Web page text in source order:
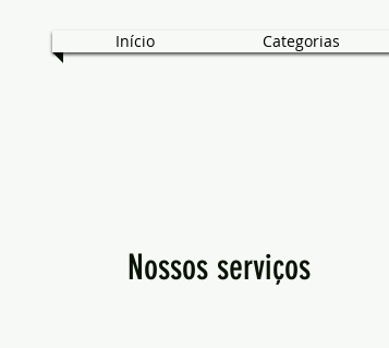
Início Categorias
Nossos serviços